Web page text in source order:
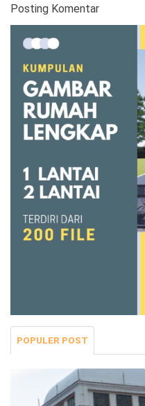
Posting Komentar
POPULER POST